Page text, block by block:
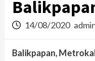
14/08/2020
Balikpapan,